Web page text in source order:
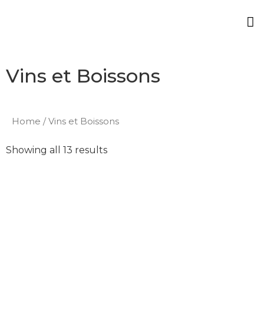
Vins et Boissons
Home / Vins et Boissons
Showing all 13 results